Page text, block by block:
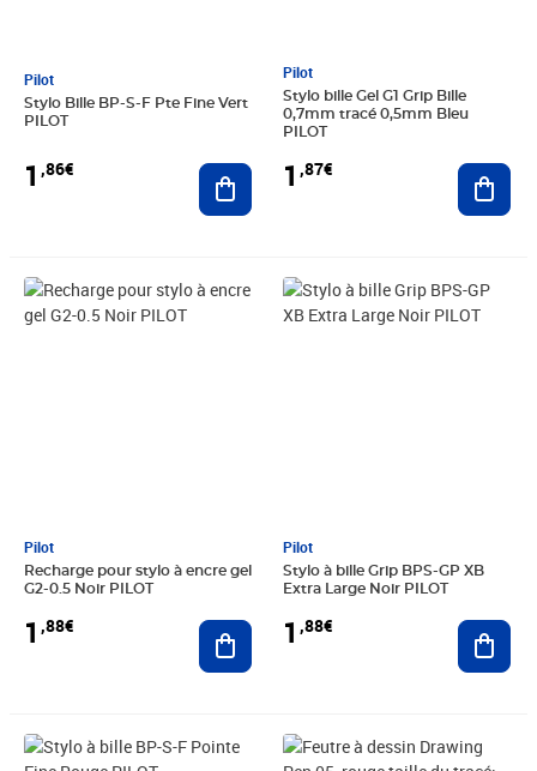
Pilot
Stylo Bille BP-S-F Pte Fine Vert
PILOT
1 ,86€ Ajouter au panier
Pilot
Stylo bille Gel G1 Grip Bille
0,7mm tracé 0,5mm Bleu
PILOT
1 ,87€
Pilot
Recharge pour stylo à encre gel
G2-0.5 Noir PILOT
1 ,88€
Prix 1,88€
Ajouter au panier
Pilot
Stylo à bille Grip BPS-GP XB
Extra Large Noir PILOT
1 ,88€
Prix 1,88€
Prix 1,89€ Prix barré 2,71€
Prix 1,90€